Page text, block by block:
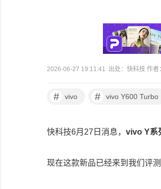
2026-06-27 19:11:41 出处：快科技 作者：
# vivo # vivo Y600 Turbo
快科技6月27日消息， vivo Y系
现在这款新品已经来到我们评